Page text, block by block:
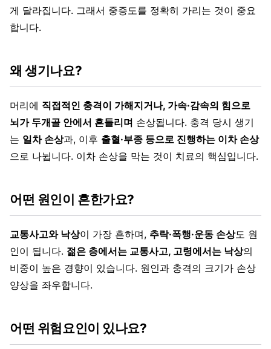
게 달라집니다. 그래서 중증도를 정확히 가리는 것이 중요
합니다.
왜 생기나요?
머리에 직접적인 충격이 가해지거나, 가속·감속의 힘으로
뇌가 두개골 안에서 흔들리며 손상됩니다. 충격 당시 생기
는 일차 손상과, 이후 출혈·부종 등으로 진행하는 이차 손상
으로 나뉩니다. 이차 손상을 막는 것이 치료의 핵심입니다.
어떤 원인이 흔한가요?
교통사고와 낙상이 가장 흔하며, 추락·폭행·운동 손상도 원
인이 됩니다. 젊은 층에서는 교통사고, 고령에서는 낙상의
비중이 높은 경향이 있습니다. 원인과 충격의 크기가 손상
양상을 좌우합니다.
어떤 위험요인이 있나요?